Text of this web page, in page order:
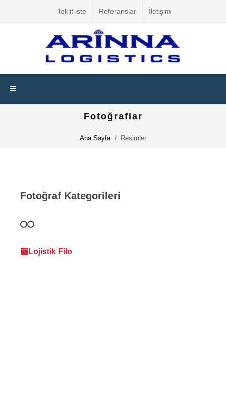
Teklif iste Referanslar İletişim
Fotoğraflar
Ana Sayfa Resimler
Fotoğraf Kategorileri
Lojistik Filo